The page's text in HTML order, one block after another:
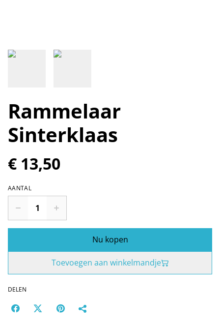
Rammelaar
Sinterklaas
€ 13,50
AANTAL
Nu kopen
Toevoegen aan winkelmandje
DELEN